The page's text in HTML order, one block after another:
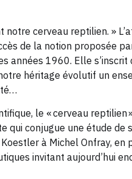
cerveau reptilien. »
de la notion proposée
années 1960. Elle s’inscrit
héritage évolutif un
le « cerveau reptilien
qui conjugue une étude de
à Michel Onfray, en
invitant aujourd’hui